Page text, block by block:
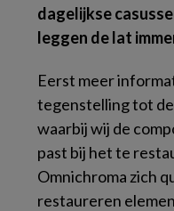
dagelijkse
leggen de lat
Eerst meer
tegenstelling tot
waarbij wij de
past bij het te
Omnichroma zich
restaureren